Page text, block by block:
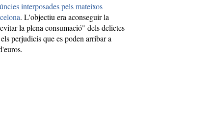
interposades pels mateixos
. L'objectiu era aconseguir la
la plena consumació" dels delictes
perjudicis que es poden arribar a